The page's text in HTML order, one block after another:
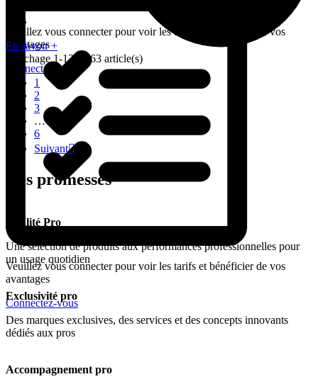
Veuillez vous connecter pour voir les tarifs et bénéficier de vos
avantages
Connectez-vous
Veuillez vous connecter pour voir les tarifs et bénéficier de vos
avantages
Connectez-vous
En savoir +
Affichage 1-12 de 63 article(s)
1
2
3
…
6
Suivant
Nos promesses
Qualité Pro
Une sélection de produits aux performances professionnelles pour
un usage quotidien
Exclusivité pro
Des marques exclusives, des services et des concepts innovants
dédiés aux pros
Accompagnement pro